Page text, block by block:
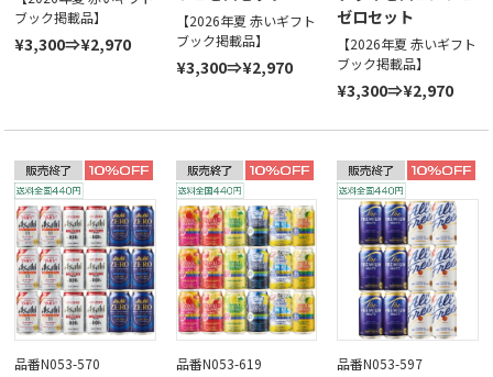
ブック掲載品】
¥3,300⇒¥2,970
【2026年夏 赤いギフト
ブック掲載品】
¥3,300⇒¥2,970
ゼロセット
【2026年夏 赤いギフト
ブック掲載品】
¥3,300⇒¥2,970
品番N053-570
品番N053-619
品番N053-597